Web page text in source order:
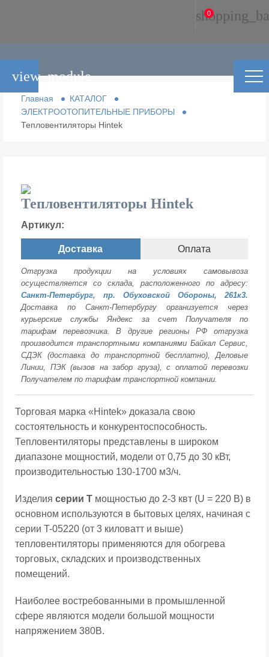
0
Главная
КАТАЛОГ
ЭЛЕКТРООТОПИТЕЛЬНЫЕ ПРИБОРЫ
Тепловентиляторы Hintek
Тепловентиляторы Hintek
Артикул:
Доставка Оплата
Отгрузка продукции на условиях самовывоза
осуществляется со склада, расположенного по адресу:
Санкт-Петербург, пр. Обуховской Обороны, 261к3.
Доставка по Санкт-Петербургу организуется через
курьерские службы Яндекс за счет Получателя по
тарифам перевозчика. В другие регионы РФ отгрузка
производится транспортными компаниями Байкал Сервис,
СДЭК (доставка до транспортной бесплатно), Деловые
Линии, ПЭК (вызов на забор груза), с оплатой перевозки
Получателем по тарифам транспортной компании.
Торговая марка «Hintek» доказала свою
состоятельность и конкурентоспособность.
Тепловентиляторы представлены в широком
диапазоне мощностий, модели от 0,75 до 30 кВт,
производительностью 130-1700 м3/ч.
Изделия серии T мощностью до 2-3 квт (U = 220 В) в
основном используются в бытовых целях, начиная с
серии T-05220 (от 3 киловатт и выше)
тепловентиляторы применяются для обогрева
торговых, складских и производственных
помещений.
Наиболее востребованными в промышленной
сфере являются модели большой мощности
напряжением 380В.
view_module